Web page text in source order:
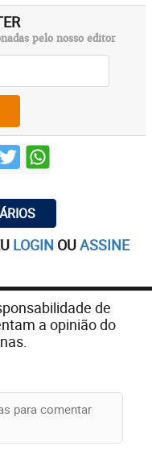
pelo nosso editor
LOGIN OUASSINE
de
a opinião do